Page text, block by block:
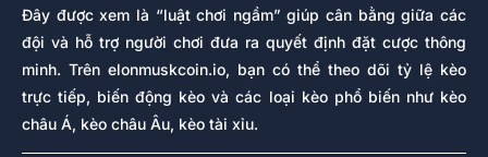
1,862
044***3233
Gffdd***@gmail.com
1,861
098***1622
trung***@gmail.com
1,860
090***5069
trant***@gmail.com
039***5425
Đây được xem là “luật chơi ngầm” giúp cân bằng giữa các
đội và hỗ trợ người chơi đưa ra quyết định đặt cược thông
minh. Trên elonmuskcoin.io, bạn có thể theo dõi tỷ lệ kèo
trực tiếp, biến động kèo và các loại kèo phổ biến như kèo
châu Á, kèo châu Âu, kèo tài xỉu.